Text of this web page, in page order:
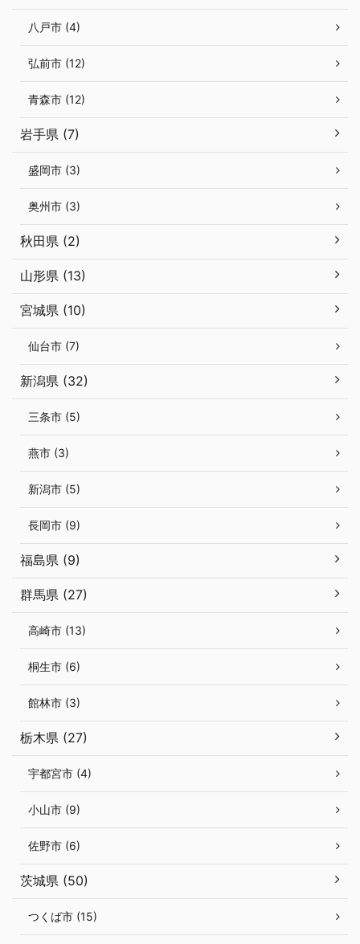
八戸市 (4)
弘前市 (12)
青森市 (12)
岩手県 (7)
盛岡市 (3)
奥州市 (3)
秋田県 (2)
山形県 (13)
宮城県 (10)
仙台市 (7)
新潟県 (32)
三条市 (5)
燕市 (3)
新潟市 (5)
長岡市 (9)
福島県 (9)
群馬県 (27)
高崎市 (13)
桐生市 (6)
館林市 (3)
栃木県 (27)
宇都宮市 (4)
小山市 (9)
佐野市 (6)
茨城県 (50)
つくば市 (15)